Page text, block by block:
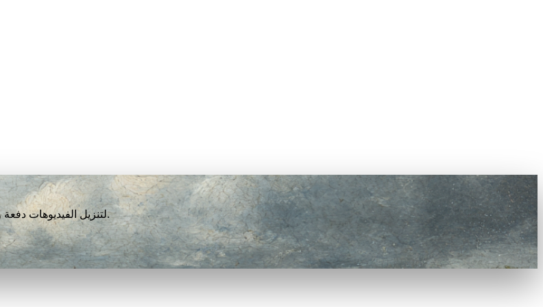
نزّل VidBee لتنزيل الفيديوهات دفعة واحدة وإدارتها عبر أكثر من 1000 منصة. مجاني تمامًا بلا تسجيل أو حساب.